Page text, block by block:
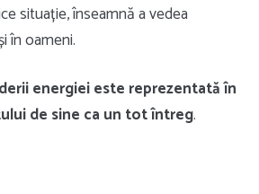
situație, înseamnă a vedea
în oameni.
energiei este reprezentată în
de sine ca un tot întreg.